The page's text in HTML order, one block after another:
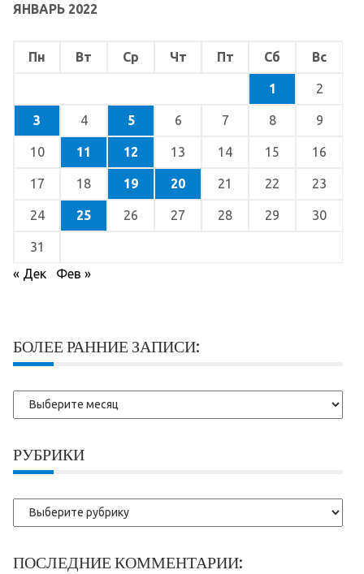
ЯНВАРЬ 2022
Пн Вт Ср Чт Пт Сб Вс
1 2
3 4 5 6 7 8 9
10 11 12 13 14 15 16
17 18 19 20 21 22 23
24 25 26 27 28 29 30
31
« Дек
Фев »
БОЛЕЕ РАННИЕ ЗАПИСИ:
Более
ранние
РУБРИКИ
Рубрики
ПОСЛЕДНИЕ КОММЕНТАРИИ: